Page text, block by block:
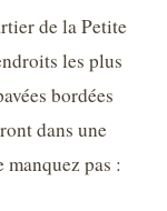
de la Petite
les plus
bordées
dans une
manquez pas :